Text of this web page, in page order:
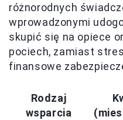
różnorodnych
wprowadzonymi
skupić się na opiece
pociech, zamiast
finansowe
Rodzaj
wsparcia